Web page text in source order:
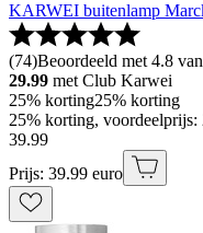
KARWEI buitenlamp
(74)Beoordeeld met 4.8
29.99 met Club Karwei
25% korting25% korting
25% korting,
39.99
Prijs: 39.99 euro